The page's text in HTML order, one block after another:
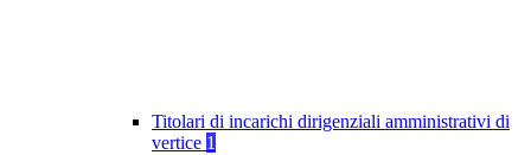
Titolari di incarichi dirigenziali amministrativi di
vertice 1